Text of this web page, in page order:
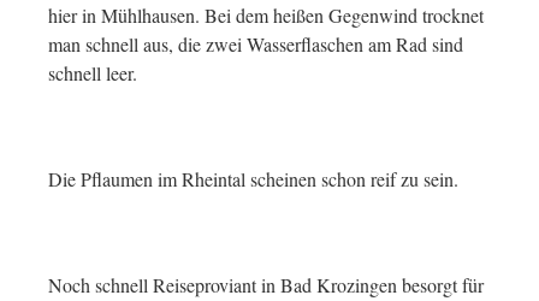
hier in Mühlhausen. Bei dem heißen Gegenwind trocknet
man schnell aus, die zwei Wasserflaschen am Rad sind
schnell leer.
Die Pflaumen im Rheintal scheinen schon reif zu sein.
Noch schnell Reiseproviant in Bad Krozingen besorgt für